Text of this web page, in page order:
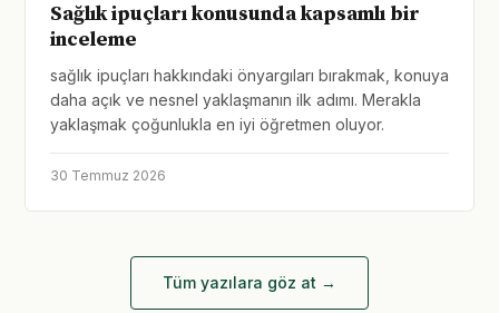
Sağlık ipuçları konusunda kapsamlı bir
inceleme
sağlık ipuçları hakkındaki önyargıları bırakmak, konuya
daha açık ve nesnel yaklaşmanın ilk adımı. Merakla
yaklaşmak çoğunlukla en iyi öğretmen oluyor.
30 Temmuz 2026
Tüm yazılara göz at →